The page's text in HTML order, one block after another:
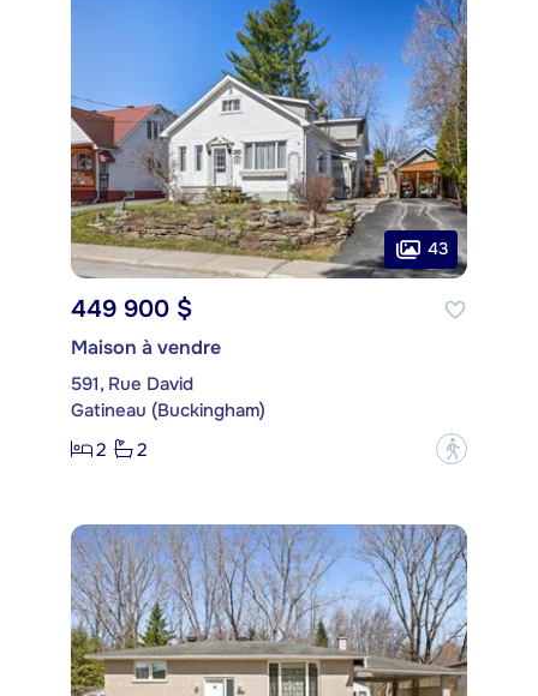
43
449 900 $
Maison à vendre
591, Rue David
Gatineau (Buckingham)
2
2 ?